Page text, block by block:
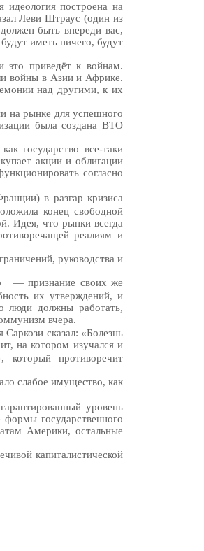
построена на
Леви Штраус (один из
быть впереди вас,
иметь ничего, будут
это приведёт к войнам.
войны в Азии и Африке.
над другими, к их
на рынке для успешного
была создана ВТО
государство все-таки
акции и облигации
согласно
в разгар кризиса
конец свободной
Идея, что рынки всегда
реалиям и
руководства и
— признание своих же
их утверждений, и
люди должны работать,
вчера.
сказал: «Болезнь
на котором изучался и
который противоречит
слабое имущество, как
уровень
государственного
Америки, остальные
капиталистической